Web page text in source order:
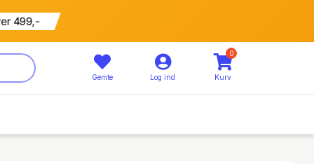
499,-
Gemte Log ind
0
Kurv